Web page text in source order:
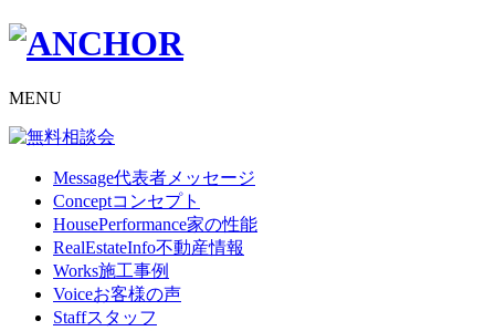
MENU
Message代表者メッセージ
Conceptコンセプト
HousePerformance家の性能
RealEstateInfo不動産情報
Works施工事例
Voiceお客様の声
Staffスタッフ